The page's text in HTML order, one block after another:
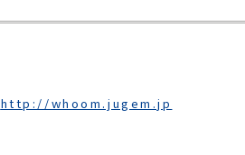
http://whoom.jugem.jp